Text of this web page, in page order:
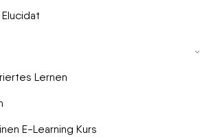
Lernen
E-Learning Kurs